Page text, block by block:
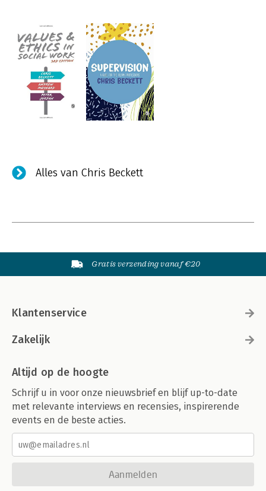
Alles van Chris Beckett
Gratis verzending vanaf €20
Klantenservice
Zakelijk
Altijd op de hoogte
Schrijf u in voor onze nieuwsbrief en blijf up-to-date
met relevante interviews en recensies, inspirerende
events en de beste acties.
Aanmelden